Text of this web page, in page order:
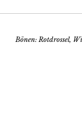
Bönen: Rotdrossel,